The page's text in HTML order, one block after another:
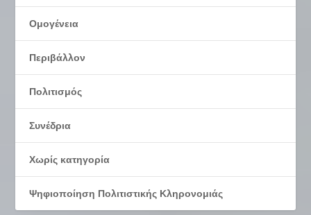
Ομογένεια
Περιβάλλον
Πολιτισμός
Συνέδρια
Χωρίς κατηγορία
Ψηφιοποίηση Πολιτιστικής Κληρονομιάς